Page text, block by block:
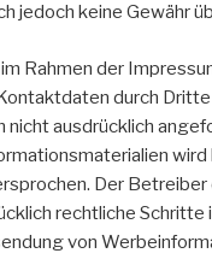
jedoch keine Gewähr
Rahmen der
durch Dritte
nicht ausdrücklich
wird
Der Betreiber
rechtliche Schritte
von